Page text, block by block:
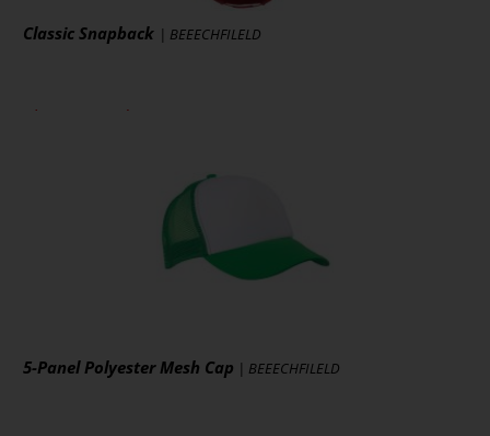
Classic Snapback | BEEECHFILELD
ab 10,89 € *
Artikel ansehen
5-Panel Polyester Mesh Cap | BEEECHFILELD